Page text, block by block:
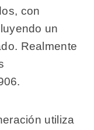
con
un
Realmente
utiliza